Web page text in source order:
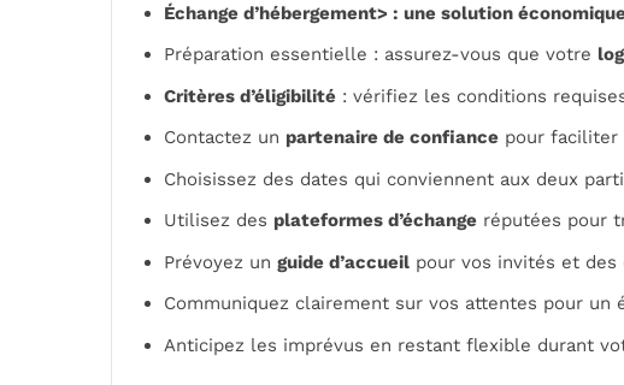
Échange d’hébergement> : une solution
Préparation essentielle : assurez-vous que votre
Critères d’éligibilité : vérifiez les conditions
Contactez un partenaire de confiance pour faciliter
Choisissez des dates qui conviennent aux deux
Utilisez des plateformes d’échange réputées pour
Prévoyez un guide d’accueil pour vos invités et des
Communiquez clairement sur vos attentes pour un
Anticipez les imprévus en restant flexible durant